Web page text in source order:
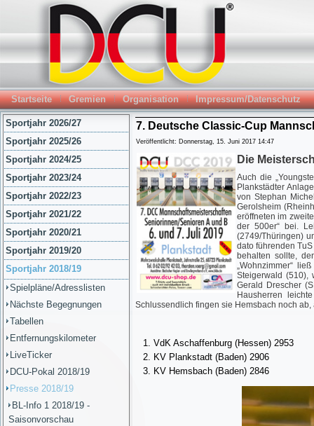
Startseite Gremien Organisation Impressum/Datenschutz
Sportjahr 2026/27
Sportjahr 2025/26
Sportjahr 2024/25
Sportjahr 2023/24
Sportjahr 2022/23
Sportjahr 2021/22
Sportjahr 2020/21
Sportjahr 2019/20
Sportjahr 2018/19
Spielpläne/Adresslisten
Nächste Begegnungen
Tabellen
Entfernungskilometer
LiveTicker
DCU-Pokal 2018/19
Presse 2018/19
BL-Info 1 2018/19 -
Saisonvorschau
7. Deutsche Classic-Cup
Veröffentlicht: Donnerstag, 15. Juni 2017 14:47
Die
Auch die
Plankstädter
von Stephan
Gerolsheim
eröffneten im
der 500er“ bei.
(2749/Thüringen)
dato führenden
behalten sollte,
„Wohnzimmer“
Steigerwald (510),
Gerald Drescher
Hausherren
Schlussendlich fingen sie Hemsbach noch
VdK Aschaffenburg (Hessen) 2953
KV Plankstadt
KV Hemsbach (Baden) 2846